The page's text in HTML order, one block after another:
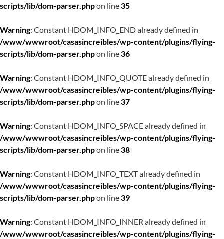
scripts/lib/dom-parser.phpon line35
Warning: Constant HDOM_INFO_END already defined in
/www/wwwroot/casasincreibles/wp-content/plugins/flying-
scripts/lib/dom-parser.phpon line36
Warning: Constant HDOM_INFO_QUOTE already defined in
/www/wwwroot/casasincreibles/wp-content/plugins/flying-
scripts/lib/dom-parser.phpon line37
Warning: Constant HDOM_INFO_SPACE already defined in
/www/wwwroot/casasincreibles/wp-content/plugins/flying-
scripts/lib/dom-parser.phpon line38
Warning: Constant HDOM_INFO_TEXT already defined in
/www/wwwroot/casasincreibles/wp-content/plugins/flying-
scripts/lib/dom-parser.phpon line39
Warning: Constant HDOM_INFO_INNER already defined in
/www/wwwroot/casasincreibles/wp-content/plugins/flying-